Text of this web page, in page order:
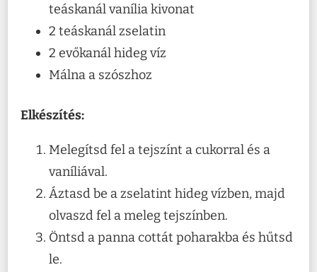
teáskanál vanília kivonat
2 teáskanál zselatin
2 evőkanál hideg víz
Málna a szószhoz
Elkészítés:
Melegítsd fel a tejszínt a cukorral és a
vaníliával.
Áztasd be a zselatint hideg vízben, majd
olvaszd fel a meleg tejszínben.
Öntsd a panna cottát poharakba és hűtsd
le.